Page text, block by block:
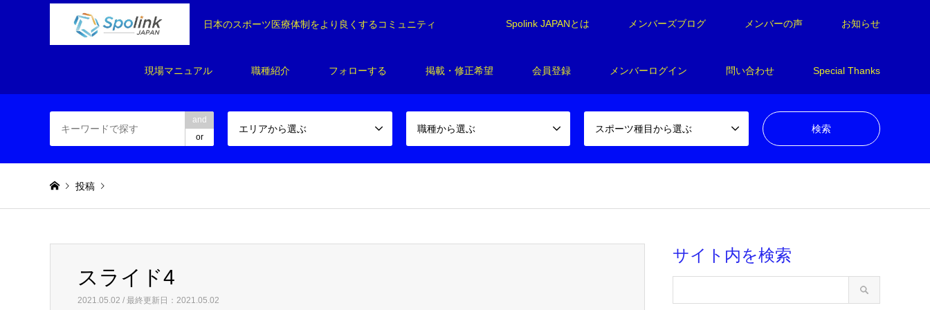
日本のスポーツ医療体制をより良くするコミュニティ Spolink JAPANとは メンバーズブログ メンバーの声 お知らせ
現場マニュアル 職種紹介 フォローする 掲載・修正希望 会員登録 メンバーログイン 問い合わせ Special Thanks
and
or
エリアから選ぶ 職種から選ぶ スポーツ種目から選ぶ
投稿
スライド4スライド4
2021.05.02 / 最終更新日：2021.05.02
サイト内を検索